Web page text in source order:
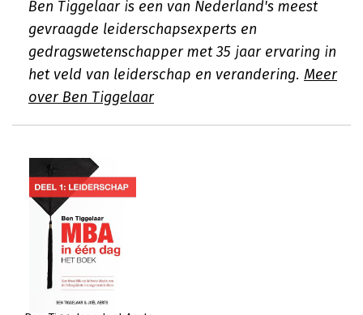
Ben Tiggelaar is een van Nederland's meest
gevraagde leiderschapsexperts en
gedragswetenschapper met 35 jaar ervaring in
het veld van leiderschap en verandering. Meer
over Ben Tiggelaar